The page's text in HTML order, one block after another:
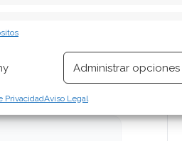
y eliminar
Guardar y
Siempre activo
Administrar opciones
PrivacidadAviso Legal